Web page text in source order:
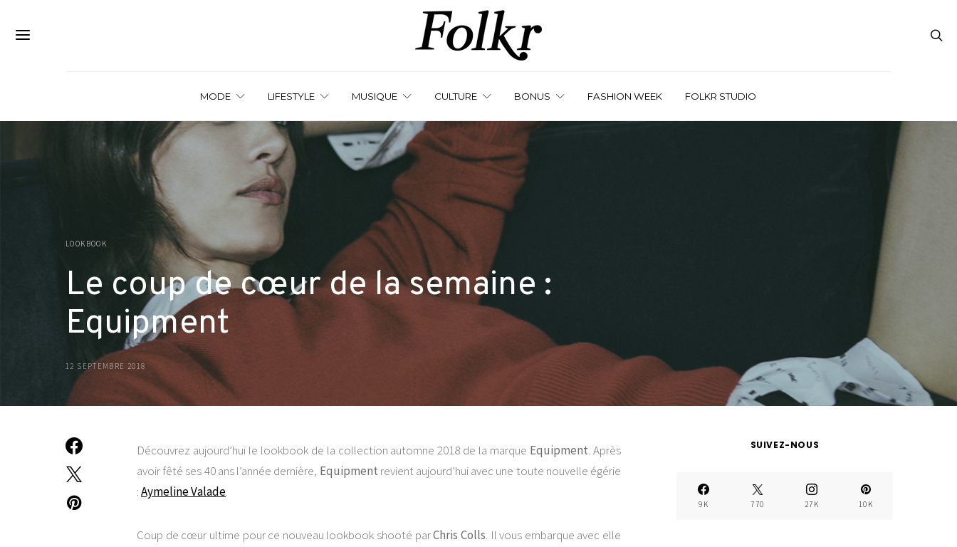
MODE LIFESTYLE MUSIQUE CULTURE BONUS FASHION WEEK FOLKR STUDIO
LOOKBOOK
Le coup de cœur de la semaine :
Equipment
12 SEPTEMBRE 2018
Découvrez aujourd’hui le lookbook de la collection automne 2018 de la marque Equipment. Après
avoir fêté ses 40 ans l’année dernière, Equipment revient aujourd’hui avec une toute nouvelle égérie
:Aymeline Valade.
Coup de cœur ultime pour ce nouveau lookbook shooté parChris Colls. Il vous embarque avec elle
SUIVEZ-NOUS
9K 770 27K 10K